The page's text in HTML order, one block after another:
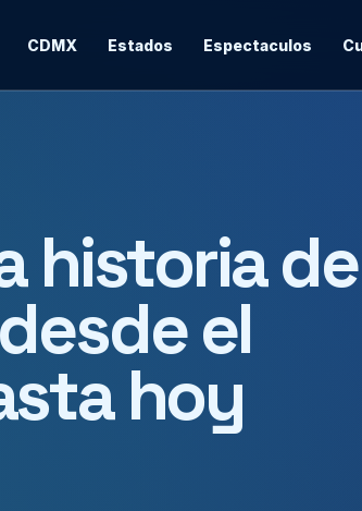
CDMX Estados Espectaculos
historia
el
hoy